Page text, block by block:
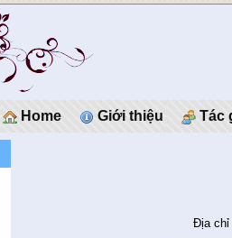
Home Giới thiệu Tác
Địa chỉ